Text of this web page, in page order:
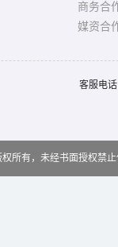
商务合
媒资合
客服电
权所有，未经书面授权